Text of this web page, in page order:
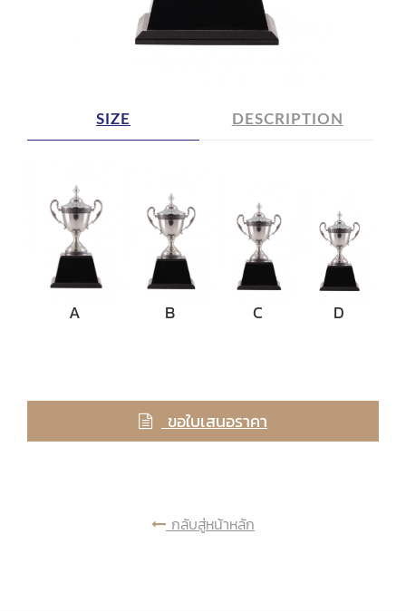
SIZE DESCRIPTION
A B C D
ขอใบเสนอราคา
กลับสู่หน้าหลัก